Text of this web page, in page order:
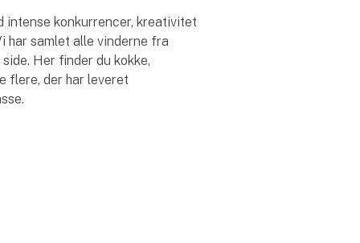
intense konkurrencer, kreativitet
har samlet alle vinderne fra
Her finder du kokke,
flere, der har leveret